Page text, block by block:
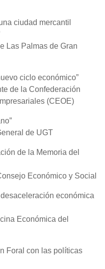
ciudad mercantil
Las Palmas de Gran
ciclo económico”
de la Confederación
(CEOE)
de UGT
de la Memoria del
Económico y Social
económica
Económica del
Foral con las políticas